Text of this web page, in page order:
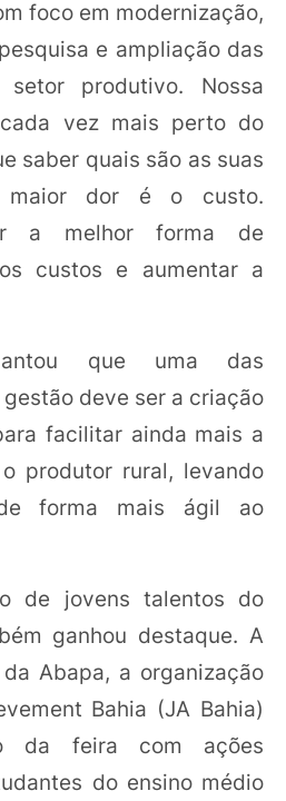
foco em modernização,
e ampliação das
produtivo. Nossa
vez mais perto do
saber quais são as suas
maior dor é o custo.
a melhor forma de
custos e aumentar a
que uma das
deve ser a criação
facilitar ainda mais a
produtor rural, levando
forma mais ágil ao
de jovens talentos do
ganhou destaque. A
Abapa, a organização
Bahia (JA Bahia)
da feira com ações
do ensino médio